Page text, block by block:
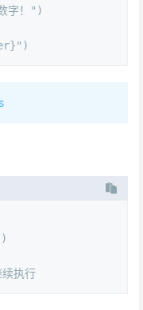
字！" )
" )
)
执行